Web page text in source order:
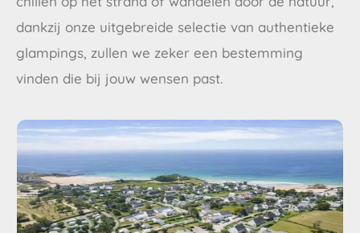
dankzij onze uitgebreide selectie van authentieke
glampings, zullen we zeker een bestemming
vinden die bij jouw wensen past.